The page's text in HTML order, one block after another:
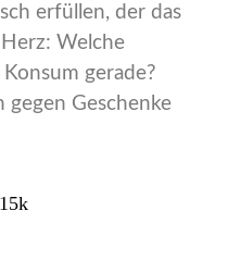
erfüllen, der das
Welche
gerade?
gegen Geschenke